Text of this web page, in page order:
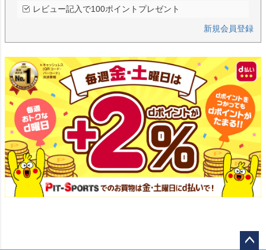
レビュー記入で100ポイントプレゼント
新規会員登録